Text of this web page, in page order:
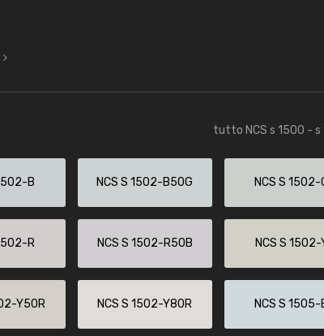
tutto NCS s 1500 - s
B NCS S 1502-B50G NCS S 1502-
R NCS S 1502-R50B NCS S 1502-
Y50R NCS S 1502-Y80R NCS S 1505-